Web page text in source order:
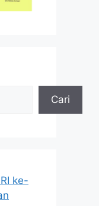
Cari
ke-